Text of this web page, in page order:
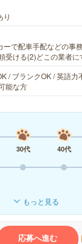
り
ーで配車手配などの事
受ける(2)どこの業者
/ ブランクOK / 英語力
能な方
30代 40代
もっと見る
応募へ進む